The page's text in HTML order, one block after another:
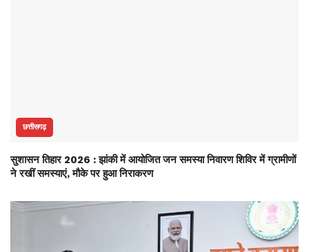
छत्तीसगढ़
सुशासन तिहार 2026 : झांकी में आयोजित जन समस्या निवारण शिविर में ग्रामीणों
ने रखीं समस्याएं, मौके पर हुआ निराकरण